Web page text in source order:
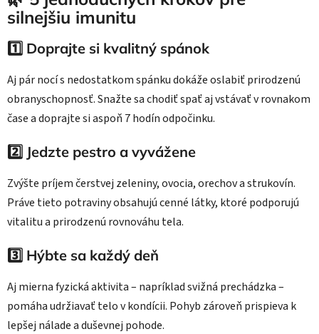
silnejšiu imunitu
1️⃣ Doprajte si kvalitný spánok
Aj pár nocí s nedostatkom spánku dokáže oslabiť prirodzenú
obranyschopnosť. Snažte sa chodiť spať aj vstávať v rovnakom
čase a doprajte si aspoň 7 hodín odpočinku.
2️⃣ Jedzte pestro a vyvážene
Zvýšte príjem čerstvej zeleniny, ovocia, orechov a strukovín.
Práve tieto potraviny obsahujú cenné látky, ktoré podporujú
vitalitu a prirodzenú rovnováhu tela.
3️⃣ Hýbte sa každý deň
Aj mierna fyzická aktivita – napríklad svižná prechádzka –
pomáha udržiavať telo v kondícii. Pohyb zároveň prispieva k
lepšej nálade a duševnej pohode.